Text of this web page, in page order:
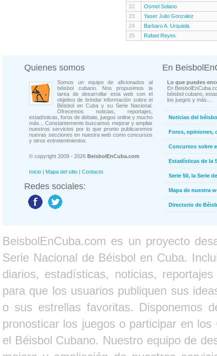
22
Osmel Solano
23
Yaser Julio Gonzalez
24
Barbaro A. Urquiola
25
Rafael Reyes
Quienes somos
Somos un equipo de aficionados al
béisbol cubano. Nos propusimos la
tarea de desarrollar esta web con el
objetivo de brindar información sobre el
Béisbol en Cuba y su Serie Nacional.
Ofrecemos noticias, reportajes,
estadísticas, foros de debate, juegos online y mucho
más... Constantemente buscamos mejorar y ampliar
nuestros servicios por lo que pronto publicaremos
nuevas secciones en nuestra web como concursos
y otros entretenimientos.
© copyright 2009 - 2026 BeisbolEnCuba.com
Inicio | Mapa del sitio | Contacto
Redes sociales:
En
Lo que puedes
En
béisbol cubano,
los juegos y más...
Noticias del
Foros, opiniones,
Concursos sobre
Estadísticas de la
Serie 50, la Serie
Mapa de nuestra
Directorio de
BeisbolEnCuba.com es un proyecto
Serie Nacional de Béisbol en Cuba.
diarios, estadísticas, noticias,
para que los usuarios publiquen sus
o sus estrellas favoritas. Disponemos
pronosticar los juegos o participar en
el Béisbol Cubano. Nuestro equipo de